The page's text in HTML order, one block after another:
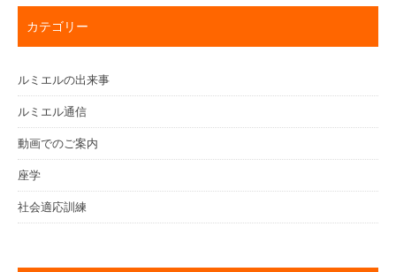
カテゴリー
ルミエルの出来事
ルミエル通信
動画でのご案内
座学
社会適応訓練